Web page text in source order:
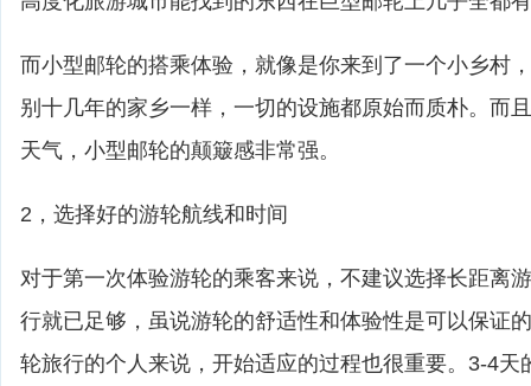
而小型邮轮的搭乘体验，就像是你来到了一个小乡村
别十几年的家乡一样，一切的设施都原始而质朴。而
天气，小型邮轮的颠簸感非常强。
2，选择好的游轮航线和时间
对于第一次体验游轮的乘客来说，不建议选择长距离
行就已足够，虽说游轮的舒适性和体验性是可以保证
轮旅行的个人来说，开始适应的过程也很重要。3-4天